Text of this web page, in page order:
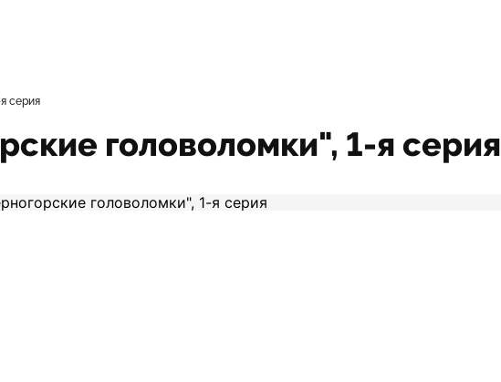
серия
головоломки", 1-я серия